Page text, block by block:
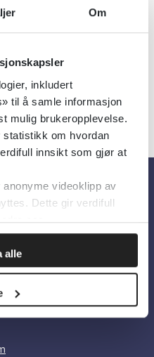
Om
inkludert
til å samle informasjon
mulig brukeropplevelse.
om hvordan
innsikt som gjør at
videoklipp av
Dette gir verdifull
oss.
alle